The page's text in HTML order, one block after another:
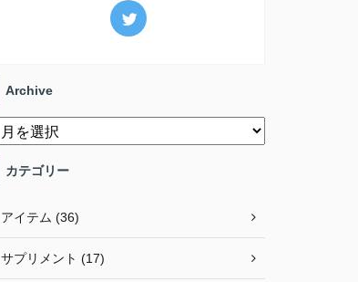
Archive
カテゴリー
アイテム (36)
サプリメント (17)